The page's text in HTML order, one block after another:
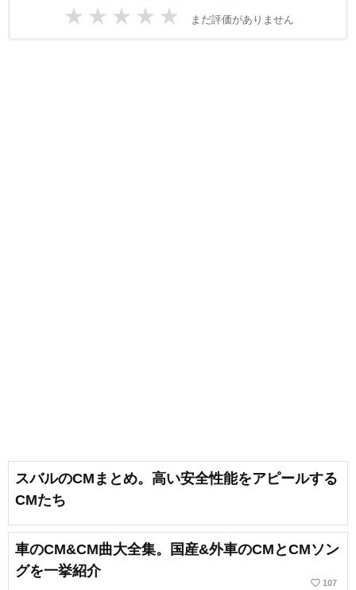
★ ★ ★ ★ ★ まだ評価がありません
スバルのCMまとめ。高い安全性能をアピールする
CMたち
車のCM&CM曲大全集。国産&外車のCMとCMソン
グを一挙紹介
favorite_border 107